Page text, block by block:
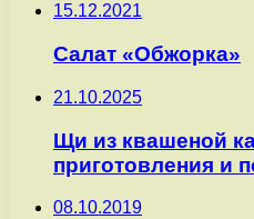
15.12.2021
Салат «Обжорка»
21.10.2025
Щи из квашеной
приготовления и
08.10.2019